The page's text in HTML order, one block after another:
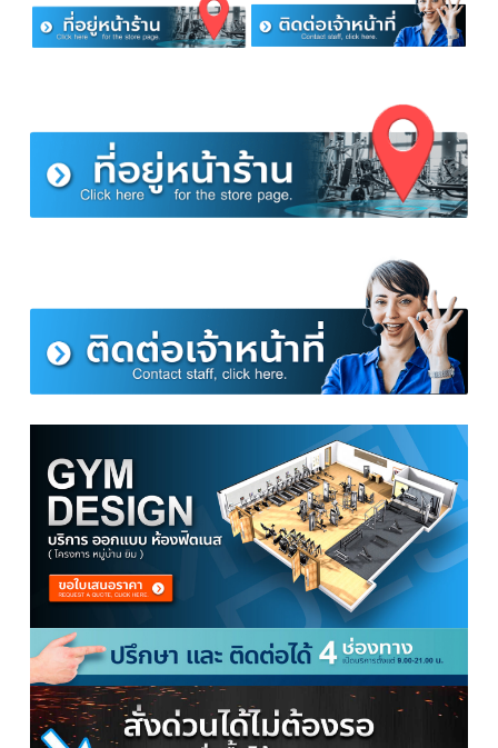
▽ วิธีประกอบพาวเวอร์แร็ค Power Rack รุ่น
K2+
วีดีโอ การประกอบพาวเวอร์แร็ค Power Rack รุ่น K2+
▽ แผนที่หน้าร้าน Homefittools